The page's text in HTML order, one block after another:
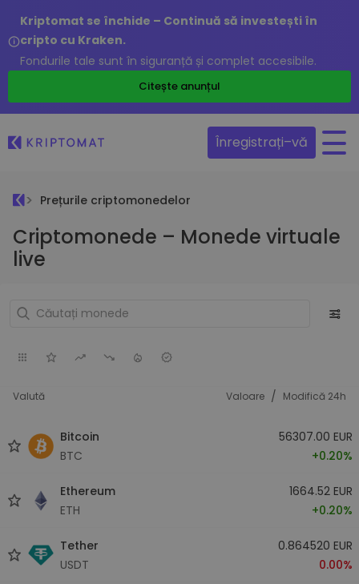
Kriptomat se închide – Continuă să investești în
cripto cu Kraken.
Fondurile tale sunt în siguranță și complet accesibile.
Citește anunțul
Înregistrați–vă
Prețurile criptomonedelor
Criptomonede – Monede virtuale
live
Valută Valoare / Modifică 24h
Bitcoin
BTC
56307.00 EUR
+0.20%
Ethereum
ETH
1664.52 EUR
+0.20%
Tether
USDT
0.864520 EUR
0.00%